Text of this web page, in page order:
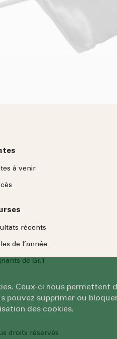
à venir
récents
de l’année
de Gr.1
droits réservés
Ceux-ci nous permettent
supprimer ou
des cookies.